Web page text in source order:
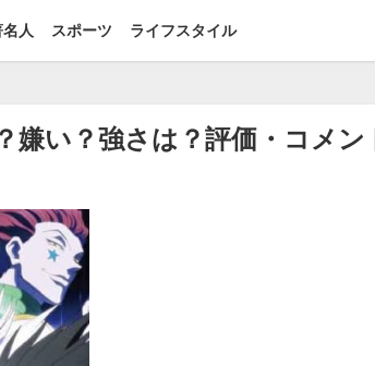
人 スポーツ ライフスタイル
嫌い？強さは？評価・コメン